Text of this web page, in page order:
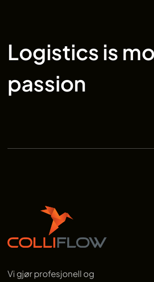
Logistics is
passion
Vi gjør profesjonell og